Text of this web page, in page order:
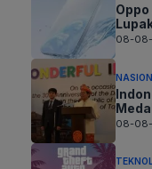
08-08-
08-